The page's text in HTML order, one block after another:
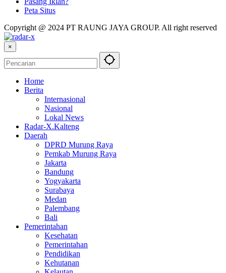
Peta Situs
Copyright @ 2024 PT RAUNG JAYA GROUP. All right reserved
×
Home
Berita
Internasional
Nasional
Lokal News
Radar-X.Kalteng
Daerah
DPRD Murung Raya
Pemkab Murung Raya
Jakarta
Bandung
Yogyakarta
Surabaya
Medan
Palembang
Bali
Pemerintahan
Kesehatan
Pemerintahan
Pendidikan
Kehutanan